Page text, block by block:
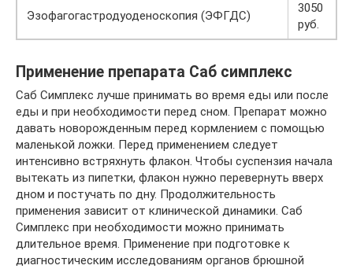
Эзофагогастродуоденоскопия (ЭФГДС)
3050
руб.
Применение препарата Саб симплекс
Саб Симплекс лучше принимать во время еды или после
еды и при необходимости перед сном. Препарат можно
давать новорожденным перед кормлением с помощью
маленькой ложки. Перед применением следует
интенсивно встряхнуть флакон. Чтобы суспензия начала
вытекать из пипетки, флакон нужно перевернуть вверх
дном и постучать по дну. Продолжительность
применения зависит от клинической динамики. Саб
Симплекс при необходимости можно принимать
длительное время. Применение при подготовке к
диагностическим исследованиям органов брюшной